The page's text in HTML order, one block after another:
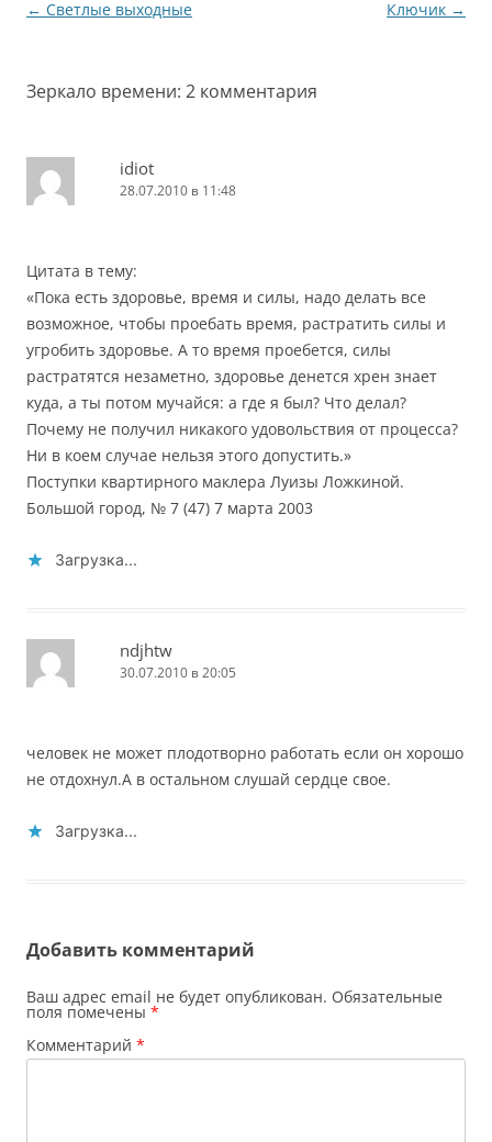
составьте план и так
Навигация
← Светлые выходные Ключик →
Зеркало времени: 2 комментария
idiot
28.07.2010 в 11:48
Цитата в тему:
«Пока есть здоровье, время и силы, надо делать все
возможное, чтобы проебать время, растратить силы и
угробить здоровье. А то время проебется, силы
растратятся незаметно, здоровье денется хрен знает
куда, а ты потом мучайся: а где я был? Что делал?
Почему не получил никакого удовольствия от процесса?
Ни в коем случае нельзя этого допустить.»
Поступки квартирного маклера Луизы Ложкиной.
Большой город, № 7 (47) 7 марта 2003
Загрузка...
ndjhtw
30.07.2010 в 20:05
человек не может плодотворно работать если он хорошо
не отдохнул.А в остальном слушай сердце свое.
Загрузка...
Добавить комментарий
Ваш адрес email не будет опубликован. Обязательные
поля помечены *
Комментарий *